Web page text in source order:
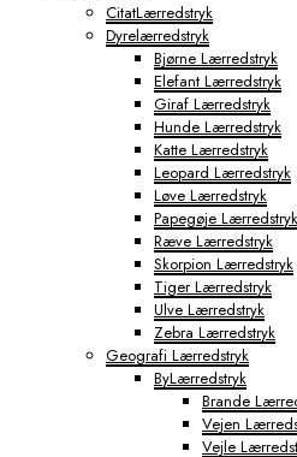
CitatLærredstryk
Dyrelærredstryk
Bjørne Lærredstryk
Elefant Lærredstryk
Giraf Lærredstryk
Hunde Lærredstryk
Katte Lærredstryk
Leopard Lærredstryk
Løve Lærredstryk
Papegøje Lærredstryk
Ræve Lærredstryk
Skorpion Lærredstryk
Tiger Lærredstryk
Ulve Lærredstryk
Zebra Lærredstryk
Geografi Lærredstryk
ByLærredstryk
Brande
Vejen
Vejle